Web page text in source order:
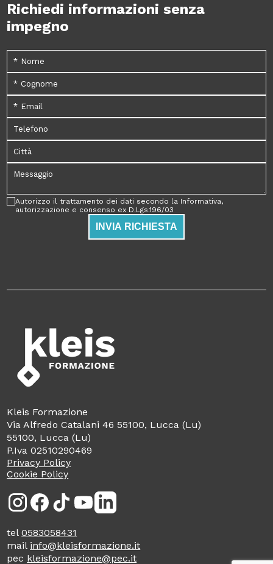
Richiedi informazioni senza
impegno
Autorizzo il trattamento dei dati secondo la Informativa,
autorizzazione e consenso ex D.Lgs.196/03
INVIA RICHIESTA
Kleis Formazione
Via Alfredo Catalani 46 55100, Lucca (Lu)
55100, Lucca (Lu)
P.Iva 02510290469
Privacy Policy
Cookie Policy
Inst
agra
Face
boo
Tikt
ok
You
Tub
Link
edin
tel0583058431
mail info@kleisformazione.it
pec kleisformazione@pec.it